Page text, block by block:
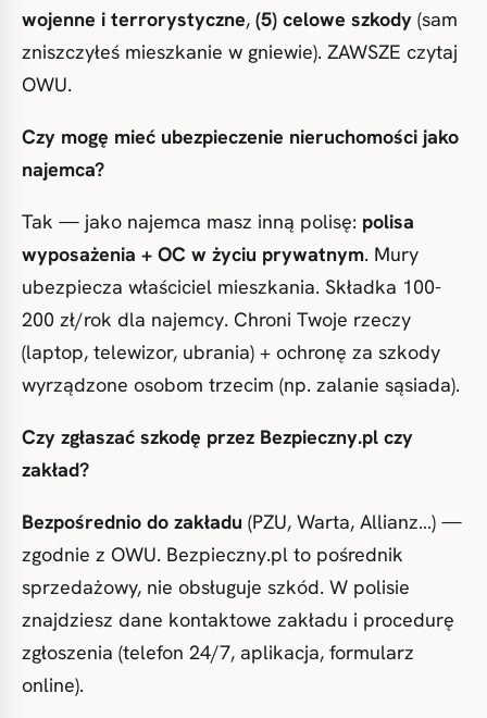
wojenne i terrorystyczne, (5) celowe szkody (sam
zniszczyłeś mieszkanie w gniewie). ZAWSZE czytaj
OWU.
Czy mogę mieć ubezpieczenie nieruchomości jako
najemca?
Tak — jako najemca masz inną polisę: polisa
wyposażenia + OC w życiu prywatnym. Mury
ubezpiecza właściciel mieszkania. Składka 100-
200 zł/rok dla najemcy. Chroni Twoje rzeczy
(laptop, telewizor, ubrania) + ochronę za szkody
wyrządzone osobom trzecim (np. zalanie sąsiada).
Czy zgłaszać szkodę przez Bezpieczny.pl czy
zakład?
Bezpośrednio do zakładu (PZU, Warta, Allianz…) —
zgodnie z OWU. Bezpieczny.pl to pośrednik
sprzedażowy, nie obsługuje szkód. W polisie
znajdziesz dane kontaktowe zakładu i procedurę
zgłoszenia (telefon 24/7, aplikacja, formularz
online).